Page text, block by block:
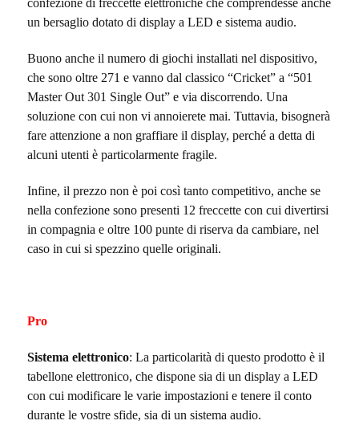
confezione di freccette elettroniche che comprendesse anche
un bersaglio dotato di display a LED e sistema audio.
Buono anche il numero di giochi installati nel dispositivo,
che sono oltre 271 e vanno dal classico “Cricket” a “501
Master Out 301 Single Out” e via discorrendo. Una
soluzione con cui non vi annoierete mai. Tuttavia, bisognerà
fare attenzione a non graffiare il display, perché a detta di
alcuni utenti è particolarmente fragile.
Infine, il prezzo non è poi così tanto competitivo, anche se
nella confezione sono presenti 12 freccette con cui divertirsi
in compagnia e oltre 100 punte di riserva da cambiare, nel
caso in cui si spezzino quelle originali.
Pro
Sistema elettronico: La particolarità di questo prodotto è il
tabellone elettronico, che dispone sia di un display a LED
con cui modificare le varie impostazioni e tenere il conto
durante le vostre sfide, sia di un sistema audio.